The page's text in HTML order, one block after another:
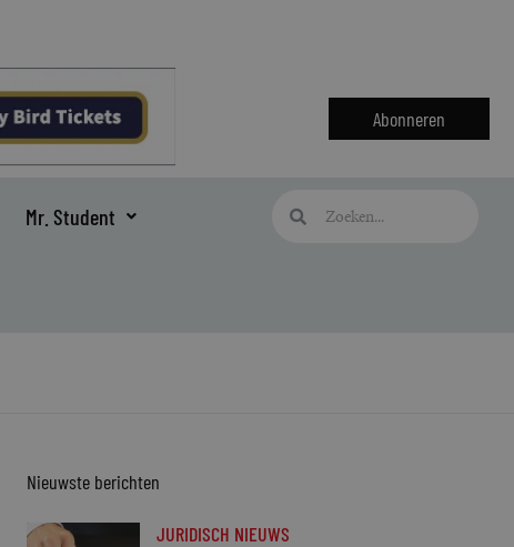
Abonneren
Mr. Student Zoeken
Nieuwste berichten
JURIDISCH NIEUWS